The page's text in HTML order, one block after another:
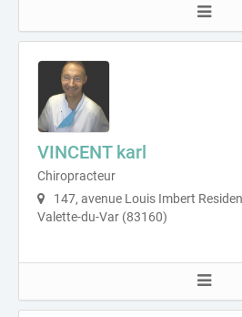
VINCENT karl
Chiropracteur
147, avenue Louis Imbert
Valette-du-Var (83160)